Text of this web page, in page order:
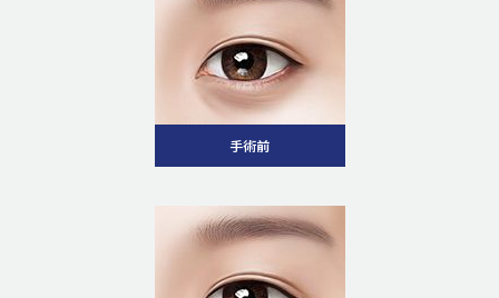
手術前